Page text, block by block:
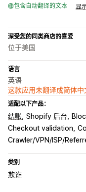
包含自动翻译的文本 显
深受您的同类商店的喜爱
位于美国
语言
英语
这款应用未翻译成简体中
适配以下产品：
结账 Shopify 后台
Checkout validation
Crawler/VPN/ISP/
类别
欺诈